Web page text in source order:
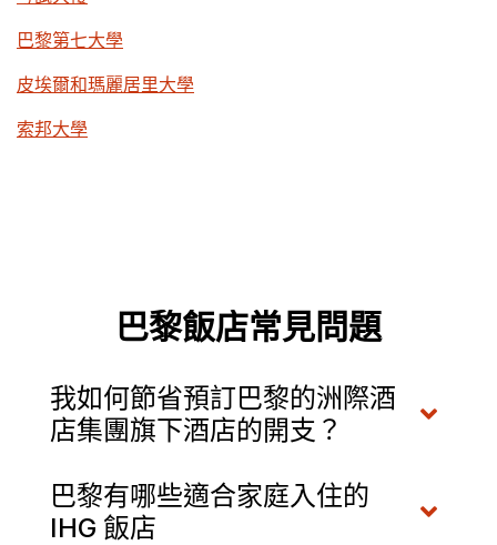
巴黎第七大學
皮埃爾和瑪麗居里大學
索邦大學
巴黎飯店常見問題
我如何節省預訂巴黎的洲際酒
店集團旗下酒店的開支？
巴黎有哪些適合家庭入住的
IHG 飯店